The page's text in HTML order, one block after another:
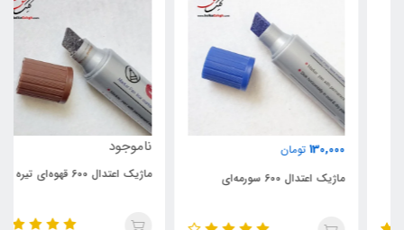
130,000 تومان
ماژیک اعتدال 600 سورمه‌ای
ناموجود
ماژیک اعتدال 600 قهوه‌ای تیره